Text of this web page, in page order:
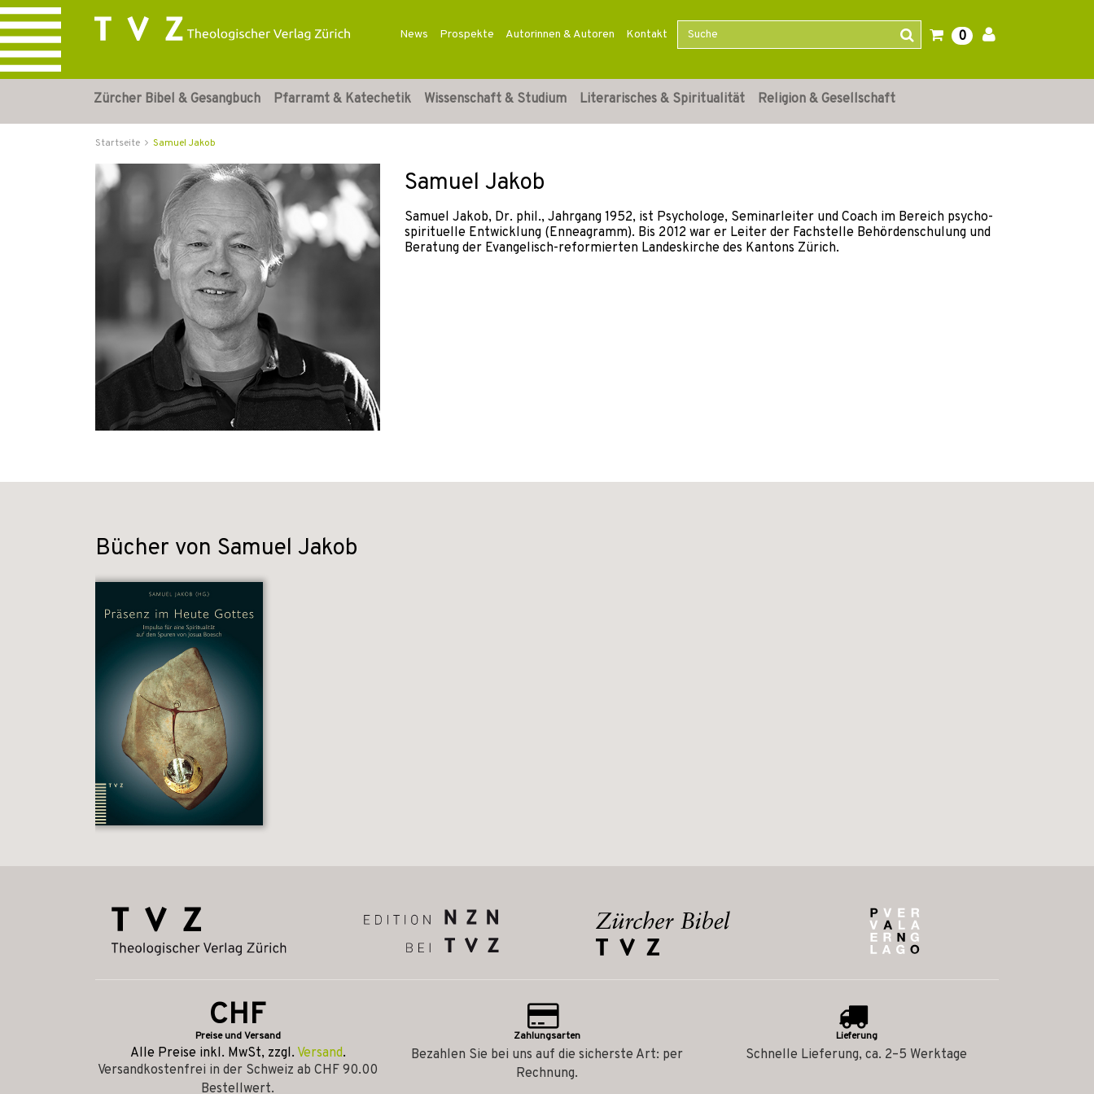
News Prospekte Autorinnen & Autoren Kontakt 0
Zürcher Bibel & Gesangbuch Pfarramt & Katechetik Wissenschaft & Studium Literarisches & Spiritualität Religion & Gesellschaft
Startseite Samuel Jakob
Samuel Jakob
Samuel Jakob, Dr. phil., Jahrgang 1952, ist Psychologe, Seminarleiter und Coach im Bereich psycho-
spirituelle Entwicklung (Enneagramm). Bis 2012 war er Leiter der Fachstelle Behördenschulung und
Beratung der Evangelisch-reformierten Landeskirche des Kantons Zürich.
Bücher von Samuel Jakob
CHF
Preise und Versand
Alle Preise inkl. MwSt, zzgl. Versand.
Versandkostenfrei in der Schweiz ab CHF 90.00
Bestellwert.
Zahlungsarten
Bezahlen Sie bei uns auf die sicherste Art: per
Rechnung.
Lieferung
Schnelle Lieferung, ca. 2–5 Werktage